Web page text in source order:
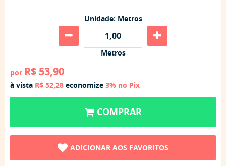
Unidade: Metros
Metros
por R$ 53,90
à vista R$ 52,28 economize 3% no Pix
COMPRAR
ADICIONAR AOS FAVORITOS